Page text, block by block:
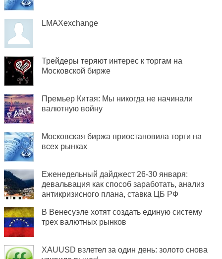
LMAXexchange
Трейдеры теряют интерес к торгам на
Московской бирже
Премьер Китая: Мы никогда не начинали
валютную войну
Московская биржа приостановила торги на
всех рынках
Еженедельный дайджест 26-30 января:
девальвация как способ заработать, анализ
антикризисного плана, ставка ЦБ РФ
В Венесуэле хотят создать единую систему
трех валютных рынков
XAUUSD взлетел за один день: золото снова